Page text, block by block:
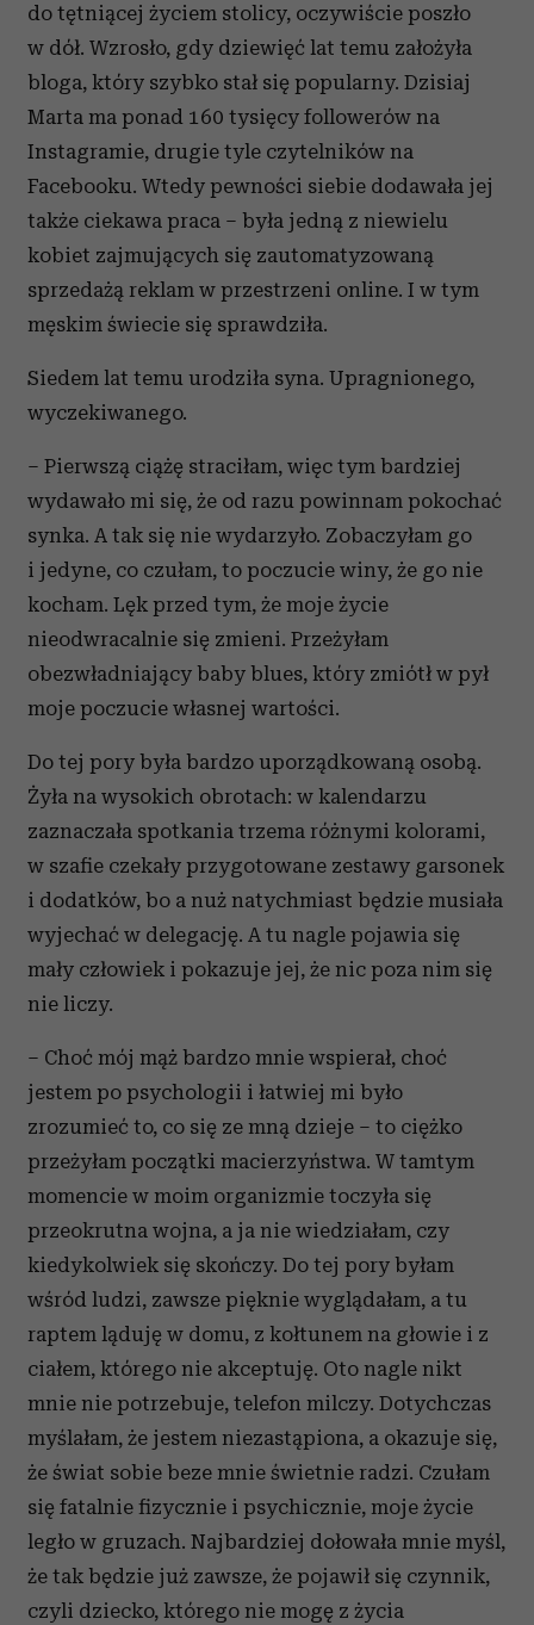
do tętniącej życiem stolicy, oczywiście poszło
w dół. Wzrosło, gdy dziewięć lat temu założyła
bloga, który szybko stał się popularny. Dzisiaj
Marta ma ponad 160 tysięcy followerów na
Instagramie, drugie tyle czytelników na
Facebooku. Wtedy pewności siebie dodawała jej
także ciekawa praca – była jedną z niewielu
kobiet zajmujących się zautomatyzowaną
sprzedażą reklam w przestrzeni online. I w tym
męskim świecie się sprawdziła.
Siedem lat temu urodziła syna. Upragnionego,
wyczekiwanego.
– Pierwszą ciążę straciłam, więc tym bardziej
wydawało mi się, że od razu powinnam pokochać
synka. A tak się nie wydarzyło. Zobaczyłam go
i jedyne, co czułam, to poczucie winy, że go nie
kocham. Lęk przed tym, że moje życie
nieodwracalnie się zmieni. Przeżyłam
obezwładniający baby blues, który zmiótł w pył
moje poczucie własnej wartości.
Do tej pory była bardzo uporządkowaną osobą.
Żyła na wysokich obrotach: w kalendarzu
zaznaczała spotkania trzema różnymi kolorami,
w szafie czekały przygotowane zestawy garsonek
i dodatków, bo a nuż natychmiast będzie musiała
wyjechać w delegację. A tu nagle pojawia się
mały człowiek i pokazuje jej, że nic poza nim się
nie liczy.
– Choć mój mąż bardzo mnie wspierał, choć
jestem po psychologii i łatwiej mi było
zrozumieć to, co się ze mną dzieje – to ciężko
przeżyłam początki macierzyństwa. W tamtym
momencie w moim organizmie toczyła się
przeokrutna wojna, a ja nie wiedziałam, czy
kiedykolwiek się skończy. Do tej pory byłam
wśród ludzi, zawsze pięknie wyglądałam, a tu
raptem ląduję w domu, z kołtunem na głowie i z
ciałem, którego nie akceptuję. Oto nagle nikt
mnie nie potrzebuje, telefon milczy. Dotychczas
myślałam, że jestem niezastąpiona, a okazuje się,
że świat sobie beze mnie świetnie radzi. Czułam
się fatalnie fizycznie i psychicznie, moje życie
legło w gruzach. Najbardziej dołowała mnie myśl,
że tak będzie już zawsze, że pojawił się czynnik,
czyli dziecko, którego nie mogę z życia